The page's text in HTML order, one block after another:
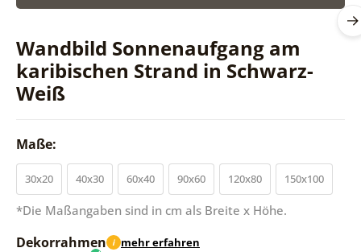
Wandbild Sonnenaufgang am
karibischen Strand in Schwarz-
Weiß
Maße:
30x20 40x30 60x40 90x60 120x80 150x100
*Die Maßangaben sind in cm als Breite x Höhe.
Dekorrahmen i mehr erfahren